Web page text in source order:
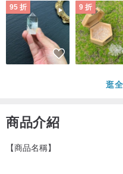
95 折 9 折
逛
商品介紹
【商品名稱】